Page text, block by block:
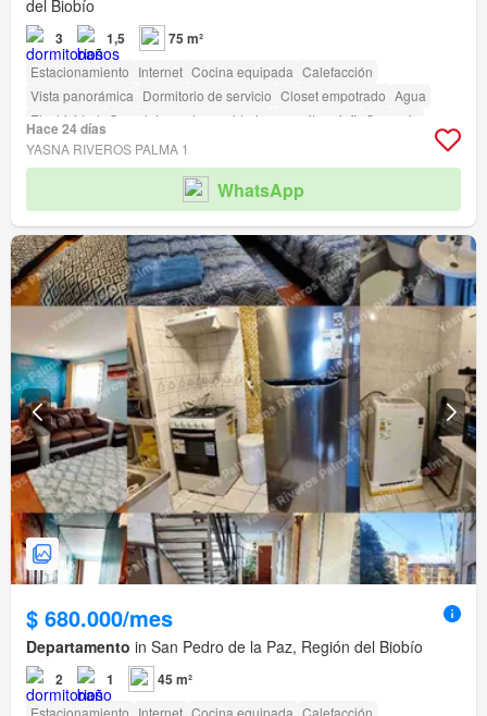
del Biobío
3 1,5 75 m²
Estacionamiento Internet Cocina equipada Calefacción
Vista panorámica Dormitorio de servicio Closet empotrado Agua
Electricidad
Completamente amoblado amenity_wi_fi Conserje
Hace 24 días
YASNA RIVEROS PALMA 1
WhatsApp
$ 680.000/mes
Departamento in San Pedro de la Paz, Región del Biobío
2 1 45 m²